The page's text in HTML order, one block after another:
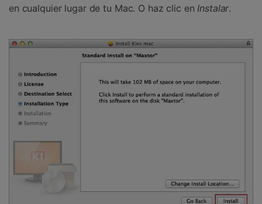
en cualquier lugar de tu Mac. O haz clic en Instalar.